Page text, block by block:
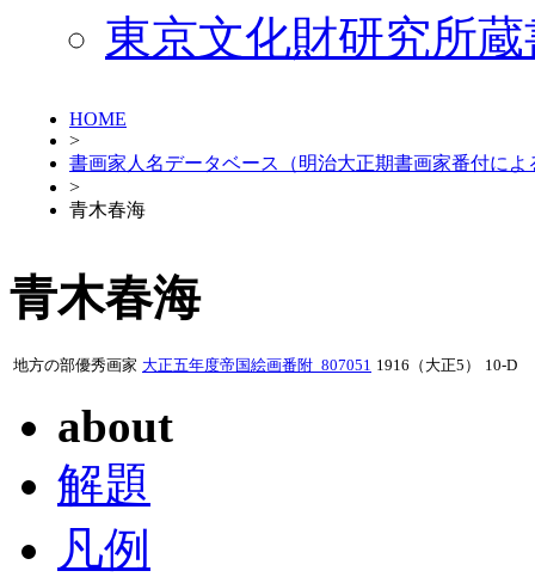
東京文化財研究所
HOME
>
書画家人名データベース（明治大正期書画家番付によ
>
青木春海
青木春海
地方の部優秀画家 大正五年度帝国絵画番附_807051 1916（大正5） 10-D
about
解題
凡例